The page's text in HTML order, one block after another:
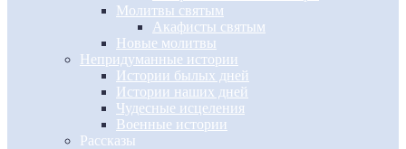
Молитвы святым
Акафисты святым
Новые молитвы
Непридуманные истории
Истории былых дней
Истории наших дней
Чудесные исцеления
Военные истории
Рассказы